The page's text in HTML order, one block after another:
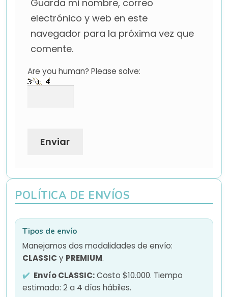
Guarda mi nombre, correo
electrónico y web en este
navegador para la próxima vez que
comente.
Are you human? Please solve:
POLÍTICA DE ENVÍOS
Tipos de envío
Manejamos dos modalidades de envío:
CLASSICy PREMIUM.
Envío CLASSIC:Costo $10.000. Tiempo
estimado: 2 a 4 días hábiles.